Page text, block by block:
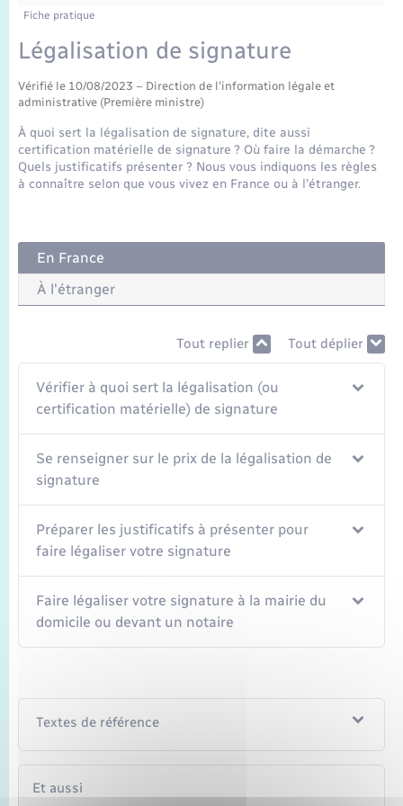
Mariage – PACS
Parrainage civil
Recensement
Fiche pratique
Légalisation de signature
Vérifié le 10/08/2023 – Direction de l'information légale et
administrative (Première ministre)
À quoi sert la légalisation de signature, dite aussi
certification matérielle de signature ? Où faire la démarche ?
Quels justificatifs présenter ? Nous vous indiquons les règles
à connaître selon que vous vivez en France ou à l'étranger.
En France
À l'étranger
Tout replier Tout déplier
Vérifier à quoi sert la légalisation (ou
certification matérielle) de signature
Se renseigner sur le prix de la légalisation de
signature
Préparer les justificatifs à présenter pour
faire légaliser votre signature
Faire légaliser votre signature à la mairie du
domicile ou devant un notaire
Textes de référence
Et aussi